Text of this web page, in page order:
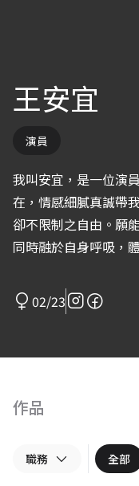
王安宜
演員
我叫安宜，是一位演
在，情感細膩真誠帶
卻不限制之自由。願
同時融於自身呼吸，
02/23
作品
職務 全部